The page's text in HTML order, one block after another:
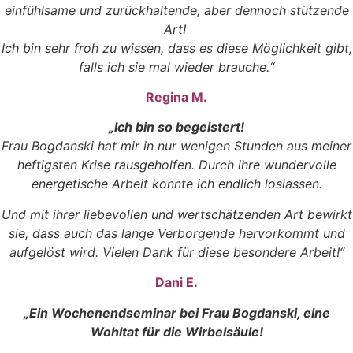
einfühlsame und zurückhaltende, aber dennoch stützende
Art!
Ich bin sehr froh zu wissen, dass es diese Möglichkeit gibt,
falls ich sie mal wieder brauche.“
Regina M.
„Ich bin so begeistert!
Frau Bogdanski hat mir in nur wenigen Stunden aus meiner
heftigsten Krise rausgeholfen. Durch ihre wundervolle
energetische Arbeit konnte ich endlich loslassen.
Und mit ihrer liebevollen und wertschätzenden Art bewirkt
sie, dass auch das lange Verborgende hervorkommt und
aufgelöst wird. Vielen Dank für diese besondere Arbeit!“
Dani E.
„Ein Wochenendseminar bei Frau Bogdanski, eine
Wohltat für die Wirbelsäule!